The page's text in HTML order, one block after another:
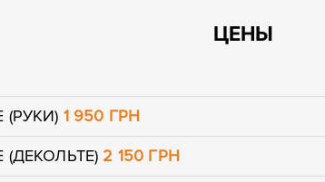
ЦЕНЫ
(РУКИ) 1 950 ГРН
(ДЕКОЛЬТЕ) 2 150 ГРН